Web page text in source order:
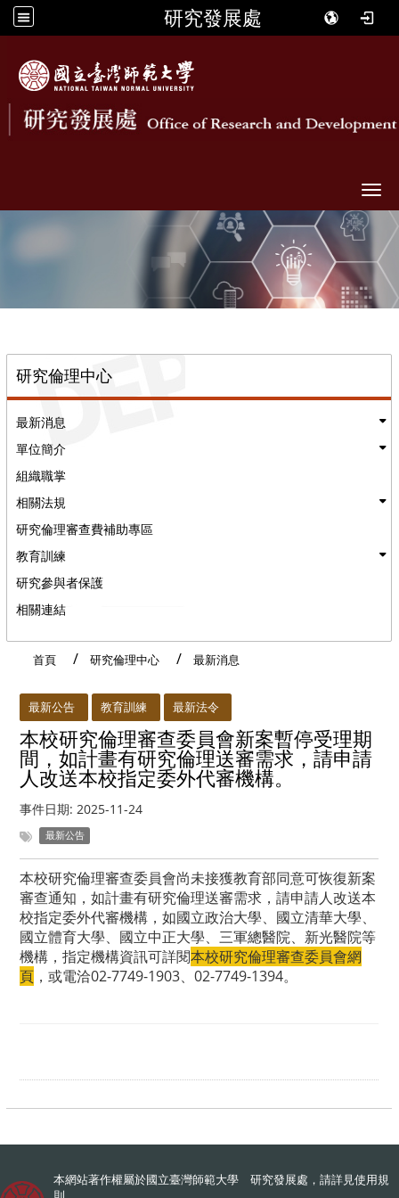
研究發展處
研究倫理中心
最新消息
單位簡介
組織職掌
相關法規
研究倫理審查費補助專區
教育訓練
研究參與者保護
相關連結
首頁 研究倫理中心 最新消息
最新公告 教育訓練 最新法令
本校研究倫理審查委員會新案暫停受理期
間，如計畫有研究倫理送審需求，請申請
人改送本校指定委外代審機構。
事件日期: 2025-11-24
最新公告
本校研究倫理審查委員會尚未接獲教育部同意可恢復新案
審查通知，如計畫有研究倫理送審需求，請申請人改送本
校指定委外代審機構，如國立政治大學、國立清華大學、
國立體育大學、國立中正大學、三軍總醫院、新光醫院等
機構，指定機構資訊可詳閱本校研究倫理審查委員會網
頁 ，或電洽02-7749-1903、02-7749-1394。
本網站著作權屬於國立臺灣師範大學 研究發展處，請詳見使用規